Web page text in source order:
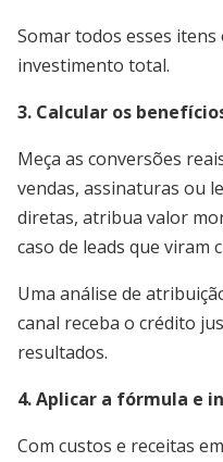
Somar todos esses
investimento total.
3. Calcular os
Meça as conversões
vendas, assinaturas ou
diretas, atribua valor
caso de leads que viram
Uma análise de
canal receba o crédito
resultados.
4. Aplicar a fórmula e
Com custos e receitas